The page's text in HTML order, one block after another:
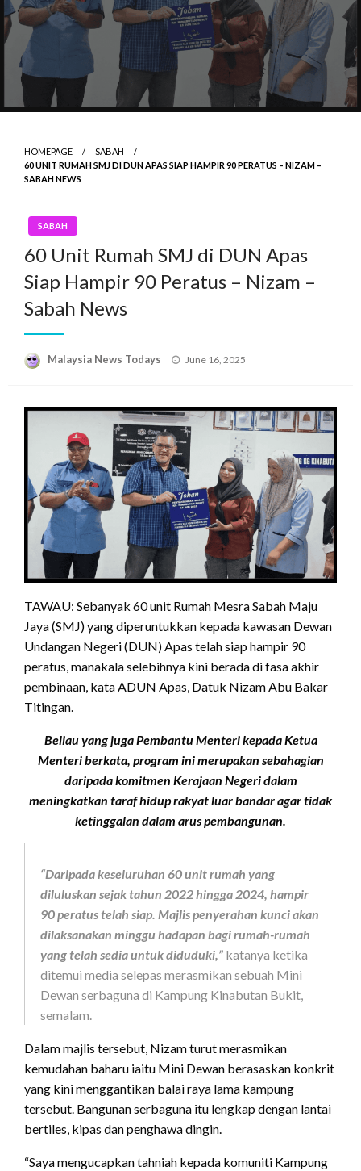
HOMEPAGE
SABAH
60 UNIT RUMAH SMJ DI DUN APAS SIAP HAMPIR 90 PERATUS – NIZAM –
SABAH NEWS
SABAH
60 Unit Rumah SMJ di DUN Apas
Siap Hampir 90 Peratus – Nizam –
Sabah News
Malaysia News Todays
Posted
June 16, 2025
TAWAU: Sebanyak 60 unit Rumah Mesra Sabah Maju
Jaya (SMJ) yang diperuntukkan kepada kawasan Dewan
Undangan Negeri (DUN) Apas telah siap hampir 90
peratus, manakala selebihnya kini berada di fasa akhir
pembinaan, kata ADUN Apas, Datuk Nizam Abu Bakar
Titingan.
Beliau yang juga Pembantu Menteri kepada Ketua
Menteri berkata, program ini merupakan sebahagian
daripada komitmen Kerajaan Negeri dalam
meningkatkan taraf hidup rakyat luar bandar agar tidak
ketinggalan dalam arus pembangunan.
“Daripada keseluruhan 60 unit rumah yang
diluluskan sejak tahun 2022 hingga 2024, hampir
90 peratus telah siap. Majlis penyerahan kunci akan
dilaksanakan minggu hadapan bagi rumah-rumah
yang telah sedia untuk diduduki,” katanya ketika
ditemui media selepas merasmikan sebuah Mini
Dewan serbaguna di Kampung Kinabutan Bukit,
semalam.
Dalam majlis tersebut, Nizam turut merasmikan
kemudahan baharu iaitu Mini Dewan berasaskan konkrit
yang kini menggantikan balai raya lama kampung
tersebut. Bangunan serbaguna itu lengkap dengan lantai
bertiles, kipas dan penghawa dingin.
“Saya mengucapkan tahniah kepada komuniti Kampung